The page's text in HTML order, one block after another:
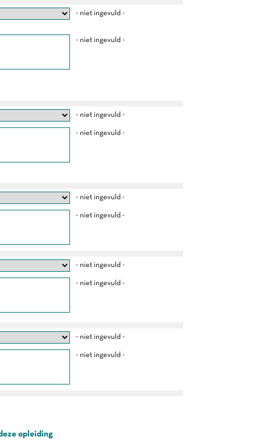
- niet ingevuld -
- niet ingevuld -
- niet ingevuld -
- niet ingevuld -
- niet ingevuld -
- niet ingevuld -
- niet ingevuld -
- niet ingevuld -
- niet ingevuld -
- niet ingevuld -
opleiding